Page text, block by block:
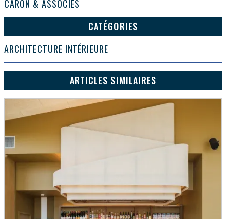
CARON & ASSOCIÉS
CATÉGORIES
ARCHITECTURE INTÉRIEURE
ARTICLES SIMILAIRES